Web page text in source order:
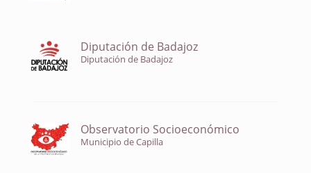
Diputación de Badajoz
Diputación de Badajoz
Observatorio Socioeconómico
Municipio de Capilla